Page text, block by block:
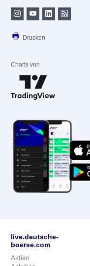
Drucken
Charts von
live.deutsche-
boerse.com
Aktien